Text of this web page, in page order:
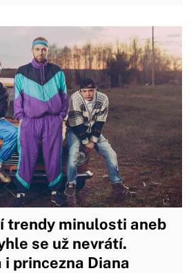
trendy minulosti aneb
se už nevrátí.
princezna Diana